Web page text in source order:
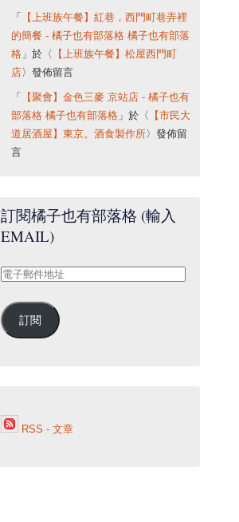
「
【上班族午餐】紅巷，西門町巷弄裡
的簡餐 - 橘子也有部落格 橘子也有部落
格」於〈
【上班族午餐】松屋西門町
店 〉發佈留言
「
【聚會】金色三麥 京站店 - 橘子也有
部落格 橘子也有部落格」於〈
【市民大
道居酒屋】東京。酒食製作所〉發佈留
言
訂閱橘子也有部落格 (輸入
EMAIL)
電
郵
件
訂閱
RSS - 文章